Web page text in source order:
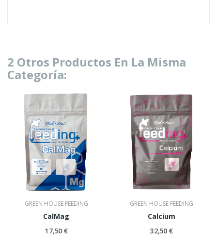
2 Otros Productos En La Misma
Categoría:
GREEN HOUSE FEEDING
CalMag
17,50 €
GREEN HOUSE FEEDING
Calcium
32,50 €